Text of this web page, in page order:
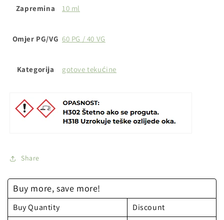
Zapremina 10 ml
Omjer PG/VG 60 PG / 40 VG
Kategorija gotove tekućine
Share
Buy more, save more!
Buy Quantity Discount